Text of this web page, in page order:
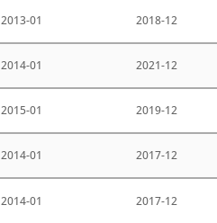
2013-01 2018-12
2014-01 2021-12
2015-01 2019-12
2014-01 2017-12
2014-01 2017-12